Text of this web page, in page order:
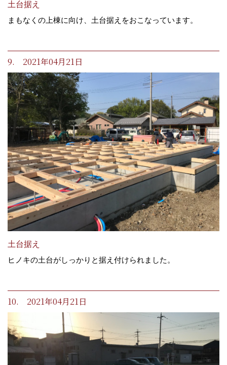
土台据え
まもなくの上棟に向け、土台据えをおこなっています。
9. 2021年04月21日
土台据え
ヒノキの土台がしっかりと据え付けられました。
10. 2021年04月21日